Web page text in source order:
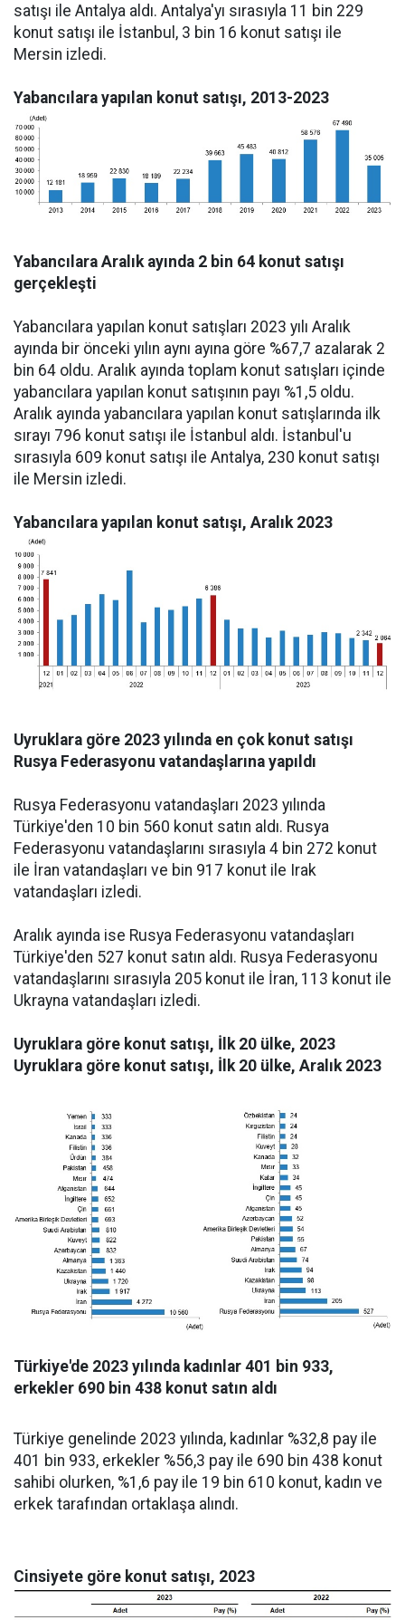
satışı ile Antalya aldı. Antalya'yı sırasıyla 11 bin 229
konut satışı ile İstanbul, 3 bin 16 konut satışı ile
Mersin izledi.
Yabancılara yapılan konut satışı, 2013-2023
Yabancılara Aralık ayında 2 bin 64 konut satışı
gerçekleşti
Yabancılara yapılan konut satışları 2023 yılı Aralık
ayında bir önceki yılın aynı ayına göre %67,7 azalarak 2
bin 64 oldu. Aralık ayında toplam konut satışları içinde
yabancılara yapılan konut satışının payı %1,5 oldu.
Aralık ayında yabancılara yapılan konut satışlarında ilk
sırayı 796 konut satışı ile İstanbul aldı. İstanbul'u
sırasıyla 609 konut satışı ile Antalya, 230 konut satışı
ile Mersin izledi.
Yabancılara yapılan konut satışı, Aralık 2023
Uyruklara göre 2023 yılında en çok konut satışı
Rusya Federasyonu vatandaşlarına yapıldı
Rusya Federasyonu vatandaşları 2023 yılında
Türkiye'den 10 bin 560 konut satın aldı. Rusya
Federasyonu vatandaşlarını sırasıyla 4 bin 272 konut
ile İran vatandaşları ve bin 917 konut ile Irak
vatandaşları izledi.
Aralık ayında ise Rusya Federasyonu vatandaşları
Türkiye'den 527 konut satın aldı. Rusya Federasyonu
vatandaşlarını sırasıyla 205 konut ile İran, 113 konut ile
Ukrayna vatandaşları izledi.
Uyruklara göre konut satışı, İlk 20 ülke, 2023
Uyruklara göre konut satışı, İlk 20 ülke, Aralık 2023
Türkiye'de 2023 yılında kadınlar 401 bin 933,
erkekler 690 bin 438 konut satın aldı
Türkiye genelinde 2023 yılında, kadınlar %32,8 pay ile
401 bin 933, erkekler %56,3 pay ile 690 bin 438 konut
sahibi olurken, %1,6 pay ile 19 bin 610 konut, kadın ve
erkek tarafından ortaklaşa alındı.
Cinsiyete göre konut satışı, 2023